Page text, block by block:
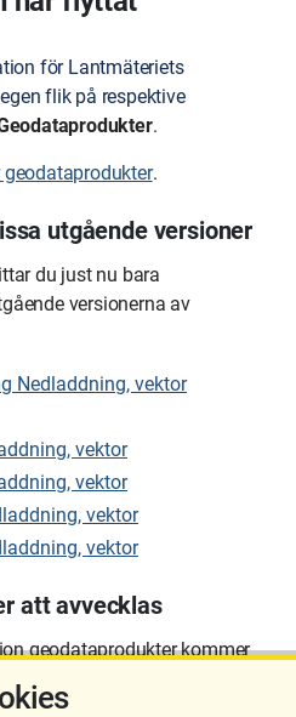
för Lantmäteriets
flik på respektive
.
.
utgående versioner
du just nu bara
versionerna av
Nedladdning, vektor
vektor
vektor
vektor
vektor
att avvecklas
geodataprodukter kommer